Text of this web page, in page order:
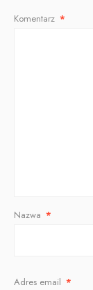
Komentarz *
Nazwa *
Adres email *